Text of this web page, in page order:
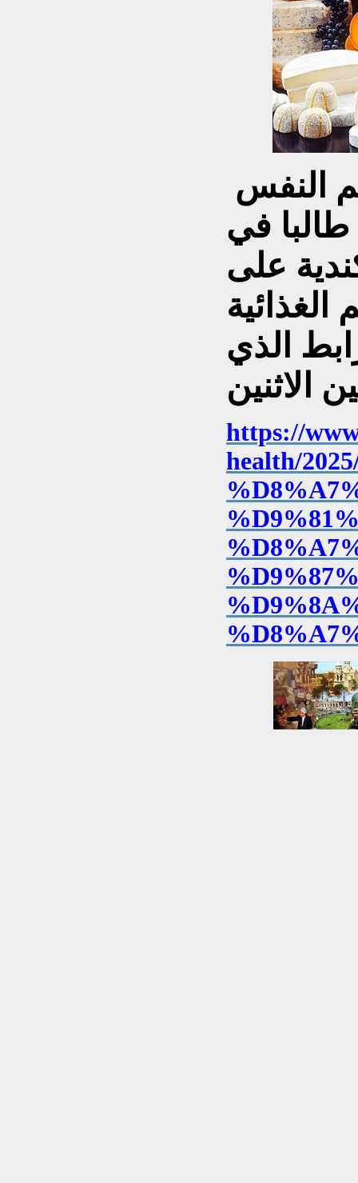
النفس
استطلاعا لآراء 1082 طالبا في
على
الغذائية
الذي
https://
health/